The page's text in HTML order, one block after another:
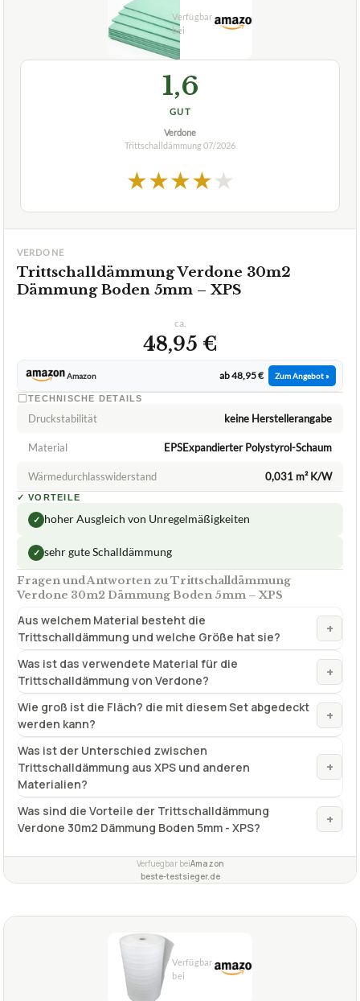
1,6
GUT
Verdone
Trittschalldämmung07/2026
★★★★★
VERDONE
Trittschalldämmung Verdone 30m2
Dämmung Boden 5mm – XPS
ca.
48,95 €
Amazon ab 48,95 € Zum Angebot »
TECHNISCHE DETAILS
Druckstabilität keine Herstellerangabe
Material EPSExpandierter Polystyrol-Schaum
Wärmedurchlasswiderstand 0,031 m² K/W
✓ VORTEILE
✓ hoher Ausgleich von Unregelmäßigkeiten
✓ sehr gute Schalldämmung
Fragen und Antworten zu Trittschalldämmung
Verdone 30m2 Dämmung Boden 5mm – XPS
Aus welchem Material besteht die
Trittschalldämmung und welche Größe hat sie?
+
Was ist das verwendete Material für die
Trittschalldämmung von Verdone?
+
Wie groß ist die Fläch? die mit diesem Set abgedeckt
werden kann?
+
Was ist der Unterschied zwischen
Trittschalldämmung aus XPS und anderen
Materialien?
+
Was sind die Vorteile der Trittschalldämmung
Verdone 30m2 Dämmung Boden 5mm - XPS?
+
Verfuegbar beiAmazon
beste-testsieger.de